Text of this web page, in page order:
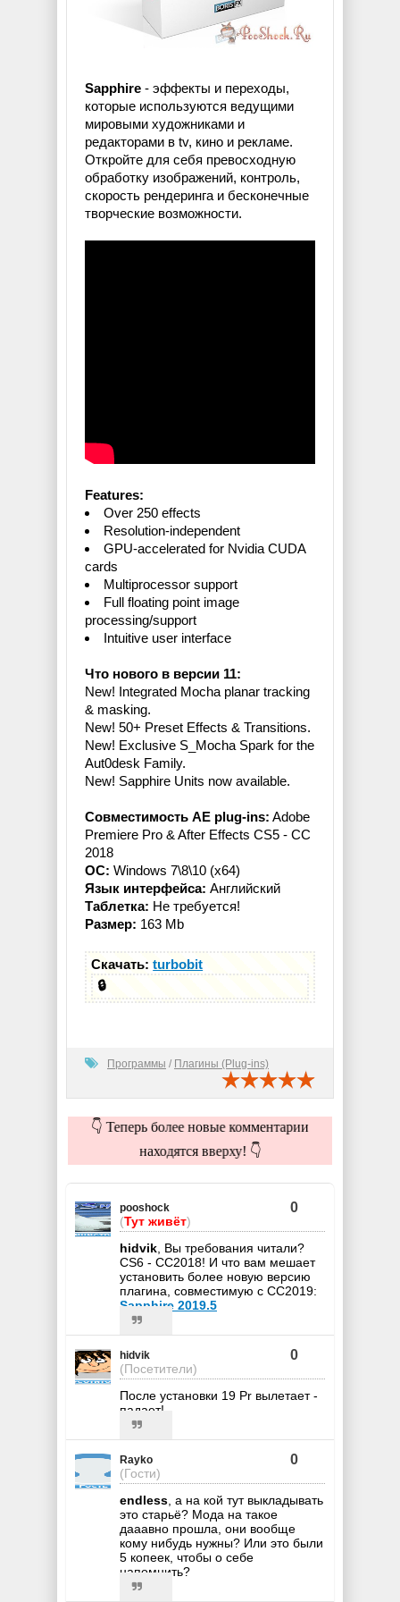
Sapphire - эффекты и переходы,
которые используются ведущими
мировыми художниками и
редакторами в tv, кино и рекламе.
Откройте для себя превосходную
обработку изображений, контроль,
скорость рендеринга и бесконечные
творческие возможности.
Features:
Over 250 effects
Resolution-independent
GPU-accelerated for Nvidia CUDA
cards
Multiprocessor support
Full floating point image
processing/support
Intuitive user interface
Что нового в версии 11:
New! Integrated Mocha planar tracking
& masking.
New! 50+ Preset Effects & Transitions.
New! Exclusive S_Mocha Spark for the
Aut0desk Family.
New! Sapphire Units now available.
Совместимость AE plug-ins: Adobe
Premiere Pro & After Effects CS5 - CC
2018
ОС: Windows 7\8\10 (x64)
Язык интерфейса: Английский
Таблетка: Не требуется!
Размер: 163 Mb
Скачать:turbobit
🔒
Программы / Плагины (Plug-ins)
👇 Теперь более новые комментарии
находятся вверху! 👇
pooshock
(Тут живёт)
0
hidvik, Вы требования читали?
CS6 - CC2018! И что вам мешает
установить более новую версию
плагина, совместимую с CC2019:
Sapphire 2019.5
hidvik
(Посетители)
0
После установки 19 Pr вылетает -
падает!
Rayko
(Гости)
0
endless, а на кой тут выкладывать
это старьё? Мода на такое
дааавно прошла, они вообще
кому нибудь нужны? Или это были
5 копеек, чтобы о себе
напомнить?